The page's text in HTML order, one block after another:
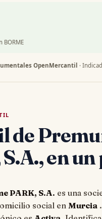
BORME
OpenMercantil ·
de
en
PARK, S.A. es una
social en Murcia